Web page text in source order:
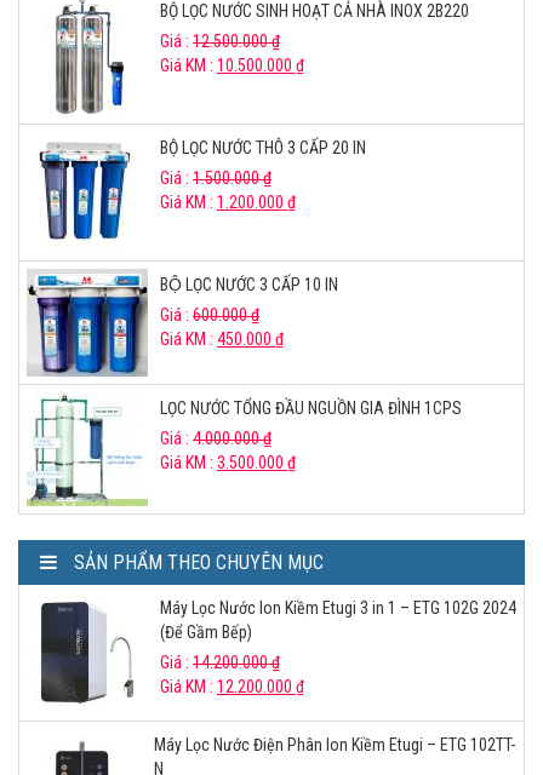
BỘ LỌC NƯỚC SINH HOẠT CẢ NHÀ INOX 2B220
Giá : 12.500.000₫
Giá KM : 10.500.000 ₫
BỘ LỌC NƯỚC THÔ 3 CẤP 20 IN
Giá : 1.500.000₫
Giá KM : 1.200.000 ₫
BỘ LỌC NƯỚC 3 CẤP 10 IN
Giá : 600.000₫
Giá KM : 450.000 ₫
LỌC NƯỚC TỔNG ĐẦU NGUỒN GIA ĐÌNH 1CPS
Giá : 4.000.000₫
Giá KM : 3.500.000 ₫
SẢN PHẨM THEO CHUYÊN MỤC
Máy Lọc Nước Ion Kiềm Etugi 3 in 1 – ETG 102G 2024
(Để Gầm Bếp)
Giá : 14.200.000₫
Giá KM : 12.200.000 ₫
Máy Lọc Nước Điện Phân Ion Kiềm Etugi – ETG 102TT-
N